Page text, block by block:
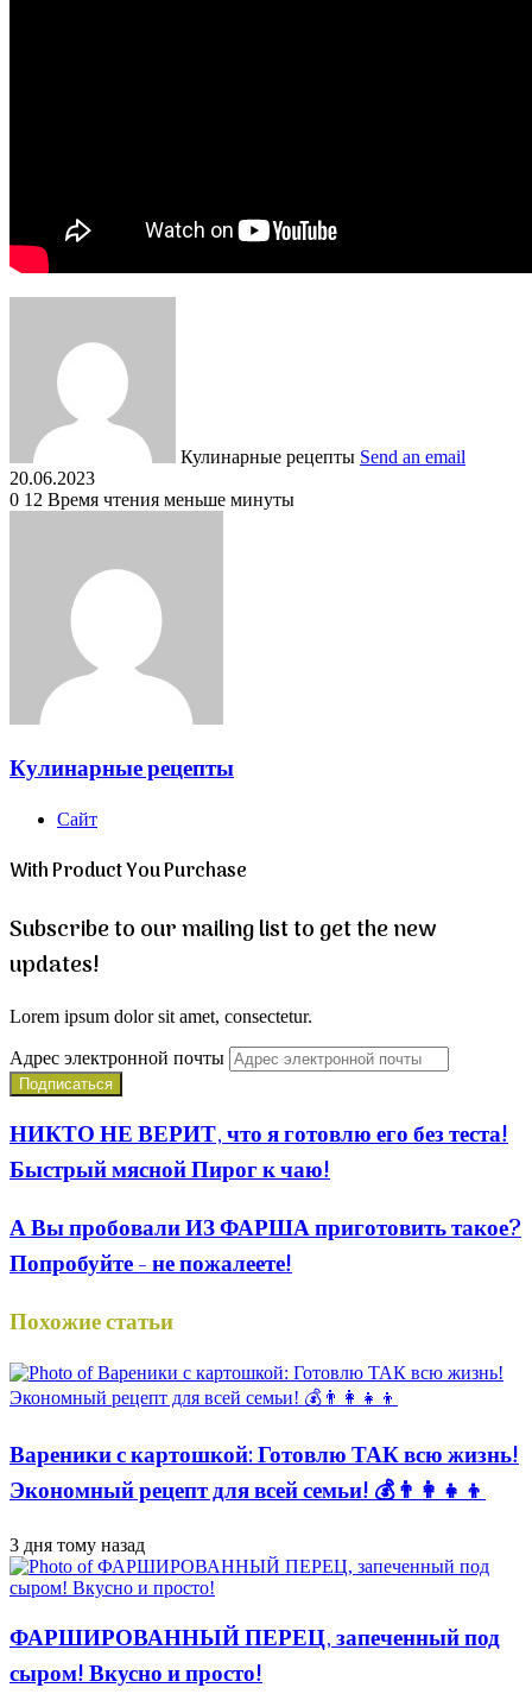
Кулинарные рецепты Send an email
20.06.2023
0 12 Время чтения меньше минуты
Кулинарные рецепты
Сайт
With Product You Purchase
Subscribe to our mailing list to get the new
updates!
Lorem ipsum dolor sit amet, consectetur.
Адрес электронной почты
НИКТО НЕ ВЕРИТ, что я готовлю его без теста!
Быстрый мясной Пирог к чаю!
А Вы пробовали ИЗ ФАРША приготовить такое?
Попробуйте - не пожалеете!
Похожие статьи
Вареники с картошкой: Готовлю ТАК всю жизнь!
Экономный рецепт для всей семьи! 💰👨👩👧👦
3 дня тому назад
ФАРШИРОВАННЫЙ ПЕРЕЦ, запеченный под
сыром! Вкусно и просто!